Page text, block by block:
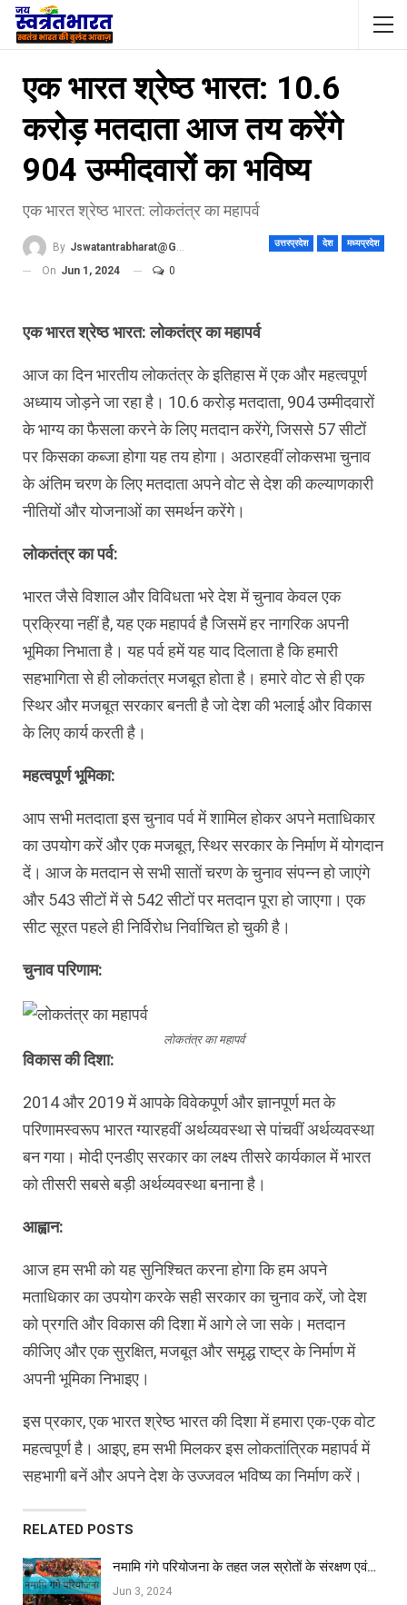
एक भारत श्रेष्ठ भारत: 10.6
करोड़ मतदाता आज तय करेंगे
904 उम्मीदवारों का भविष्य
एक भारत श्रेष्ठ भारत: लोकतंत्र का महापर्व
उत्तरप्रदेश देश मध्यप्रदेश
By Jswatantrabharat@gmail.com
On Jun 1, 2024 0
एक भारत श्रेष्ठ भारत: लोकतंत्र का महापर्व
आज का दिन भारतीय लोकतंत्र के इतिहास में एक और महत्वपूर्ण
अध्याय जोड़ने जा रहा है। 10.6 करोड़ मतदाता, 904 उम्मीदवारों
के भाग्य का फैसला करने के लिए मतदान करेंगे, जिससे 57 सीटों
पर किसका कब्जा होगा यह तय होगा। अठारहवीं लोकसभा चुनाव
के अंतिम चरण के लिए मतदाता अपने वोट से देश की कल्याणकारी
नीतियों और योजनाओं का समर्थन करेंगे।
लोकतंत्र का पर्व:
भारत जैसे विशाल और विविधता भरे देश में चुनाव केवल एक
प्रक्रिया नहीं है, यह एक महापर्व है जिसमें हर नागरिक अपनी
भूमिका निभाता है। यह पर्व हमें यह याद दिलाता है कि हमारी
सहभागिता से ही लोकतंत्र मजबूत होता है। हमारे वोट से ही एक
स्थिर और मजबूत सरकार बनती है जो देश की भलाई और विकास
के लिए कार्य करती है।
महत्वपूर्ण भूमिका:
आप सभी मतदाता इस चुनाव पर्व में शामिल होकर अपने मताधिकार
का उपयोग करें और एक मजबूत, स्थिर सरकार के निर्माण में योगदान
दें। आज के मतदान से सभी सातों चरण के चुनाव संपन्न हो जाएंगे
और 543 सीटों में से 542 सीटों पर मतदान पूरा हो जाएगा। एक
सीट सूरत पहले ही निर्विरोध निर्वाचित हो चुकी है।
चुनाव परिणाम:
लोकतंत्र का महापर्व
विकास की दिशा:
2014 और 2019 में आपके विवेकपूर्ण और ज्ञानपूर्ण मत के
परिणामस्वरूप भारत ग्यारहवीं अर्थव्यवस्था से पांचवीं अर्थव्यवस्था
बन गया। मोदी एनडीए सरकार का लक्ष्य तीसरे कार्यकाल में भारत
को तीसरी सबसे बड़ी अर्थव्यवस्था बनाना है।
आह्वान:
आज हम सभी को यह सुनिश्चित करना होगा कि हम अपने
मताधिकार का उपयोग करके सही सरकार का चुनाव करें, जो देश
को प्रगति और विकास की दिशा में आगे ले जा सके। मतदान
कीजिए और एक सुरक्षित, मजबूत और समृद्ध राष्ट्र के निर्माण में
अपनी भूमिका निभाइए।
इस प्रकार, एक भारत श्रेष्ठ भारत की दिशा में हमारा एक-एक वोट
महत्वपूर्ण है। आइए, हम सभी मिलकर इस लोकतांत्रिक महापर्व में
सहभागी बनें और अपने देश के उज्जवल भविष्य का निर्माण करें।
RELATED POSTS
नमामि गंगे परियोजना के तहत जल स्रोतों के संरक्षण एवं…
Jun 3, 2024